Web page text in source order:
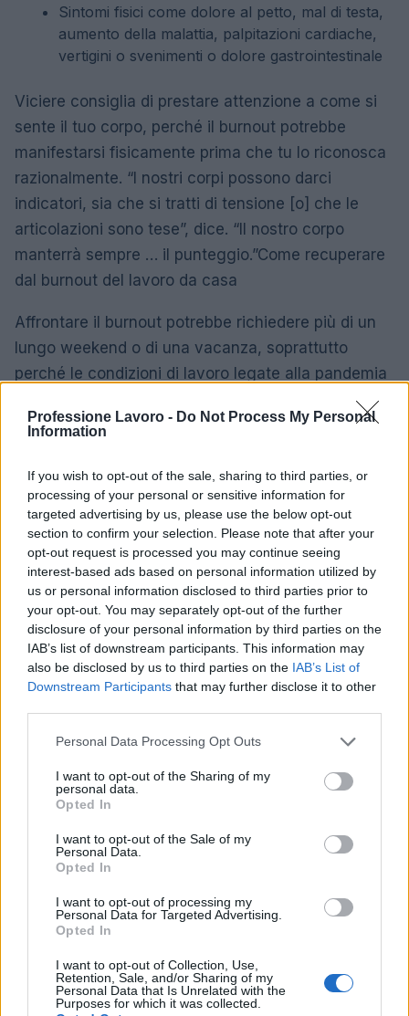
Professione Lavoro - Do Not Process My Personal
Information
If you wish to opt-out of the sale, sharing to third parties, or
processing of your personal or sensitive information for
targeted advertising by us, please use the below opt-out
section to confirm your selection. Please note that after your
opt-out request is processed you may continue seeing
interest-based ads based on personal information utilized by
us or personal information disclosed to third parties prior to
your opt-out. You may separately opt-out of the further
disclosure of your personal information by third parties on the
IAB’s list of downstream participants. This information may
also be disclosed by us to third parties on the IAB’s List of
Downstream Participants that may further disclose it to other
Please note that this website/app uses one or more Google
not limited to your visit or usage behaviour. You may click to
grant or deny consent to Google and its third-party tags to
use your data for below specified purposes in below Google
consent section.
Personal Data Processing Opt Outs
I want to opt-out of the Sharing of my
personal data.
Opted In
I want to opt-out of the Sale of my
Personal Data.
Opted In
I want to opt-out of processing my
Personal Data for Targeted Advertising.
Opted In
I want to opt-out of Collection, Use,
Retention, Sale, and/or Sharing of my
Personal Data that Is Unrelated with the
Purposes for which it was collected.
Sintomi fisici come dolore al petto, mal di testa,
aumento della malattia, palpitazioni cardiache,
vertigini o svenimenti o dolore gastrointestinale
Viciere consiglia di prestare attenzione a come si
sente il tuo corpo, perché il burnout potrebbe
manifestarsi fisicamente prima che tu lo riconosca
razionalmente. “I nostri corpi possono darci
indicatori, sia che si tratti di tensione [o] che le
articolazioni sono tese”, dice. “Il nostro corpo
manterrà sempre … il punteggio.”Come recuperare
dal burnout del lavoro da casa
Affrontare il burnout potrebbe richiedere più di un
lungo weekend o di una vacanza, soprattutto
perché le condizioni di lavoro legate alla pandemia
chiunque avesse previsto in
importante, anche durante la pandemia, il burnout
è spesso un ciclo e una condizione cronica, quindi
se non modifichi le tue condizioni di lavoro o le tue
abitudini a lungo termine, probabilmente ti brucerai
di nuovo.
Potrebbe non esserci una cosa che magicamente ti
fa sentire meglio, ma testare alcune strategie
diverse potrebbe aiutare, dice Schwehm. Ecco
quattro cose che puoi provare:
Prendi il controllo di ciò che puoi
In un momento in cui sembra che così tanto sia
fuori dal nostro controllo, Viciere dice che è
tua vita, come ciò che mangi, come dormi e quanto
spesso ti alleni.
“L’assunzione di cibo inizia ad avere un aspetto
diverso se stiamo seduti al computer tutto il giorno
e lavoriamo”, dice. “Questo può influenzare il nostro
umore e, a sua volta, influenzare il modo in cui